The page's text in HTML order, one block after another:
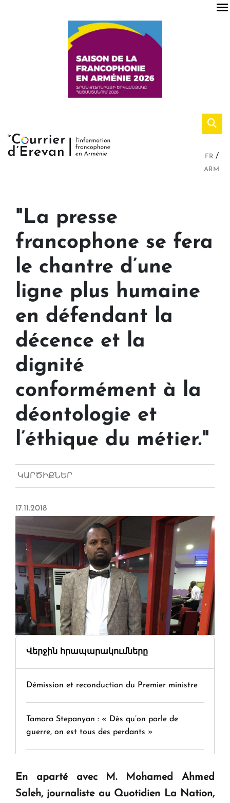
FR
ARM
"La presse
francophone se fera
le chantre d’une
ligne plus humaine
en défendant la
décence et la
dignité
conformément à la
déontologie et
l’éthique du métier."
ԿԱՐԾԻՔՆԵՐ
17.11.2018
Վերջին հրապարակումները
Démission et reconduction du Premier ministre
Tamara Stepanyan : « Dès qu’on parle de
guerre, on est tous des perdants »
question d'un référendum ne se pose pas. "
En aparté avec M. Mohamed Ahmed
Saleh, journaliste au Quotidien La Nation,